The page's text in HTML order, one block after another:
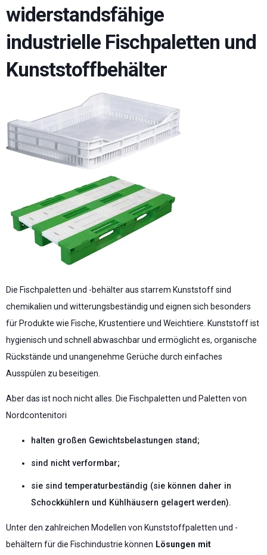
widerstandsfähige
industrielle Fischpaletten und
Kunststoffbehälter
Die Fischpaletten und -behälter aus starrem Kunststoff sind
chemikalien und witterungsbeständig und eignen sich besonders
für Produkte wie Fische, Krustentiere und Weichtiere. Kunststoff ist
hygienisch und schnell abwaschbar und ermöglicht es, organische
Rückstände und unangenehme Gerüche durch einfaches
Ausspülen zu beseitigen.
Aber das ist noch nicht alles. Die Fischpaletten und Paletten von
Nordcontenitori
halten großen Gewichtsbelastungen stand;
sind nicht verformbar;
sie sind temperaturbeständig (sie können daher in
Schockkühlern und Kühlhäusern gelagert werden).
Unter den zahlreichen Modellen von Kunststoffpaletten und -
behältern für die Fischindustrie können Lösungen mit